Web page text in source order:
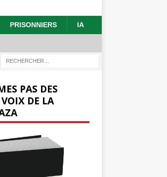
PRISONNIERS IA
PAS DES
VOIX DE LA